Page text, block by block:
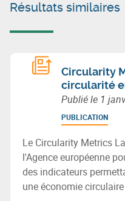
Résultats similaires
Circularity
circularité
Publié le 1
PUBLICATION
Le Circularity Metrics
l'Agence européenne
des indicateurs
une économie